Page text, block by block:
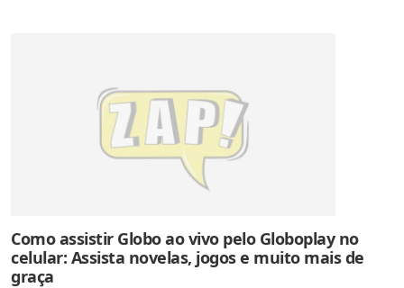
Como assistir Globo ao vivo pelo Globoplay no
celular: Assista novelas, jogos e muito mais de
graça